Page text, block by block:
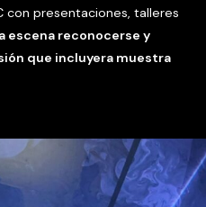
con presentaciones, talleres
escena reconocerse y
que incluyera muestra